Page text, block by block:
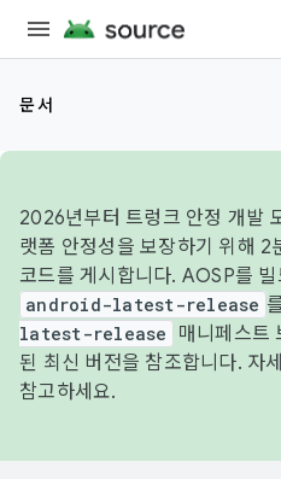
문서
2026년부터 트렁크 안정 개발
랫폼 안정성을 보장하기 위해
코드를 게시합니다. AOSP를
android-latest-release
latest-release
매니페스트
된 최신 버전을 참조합니다. 자
참고하세요.